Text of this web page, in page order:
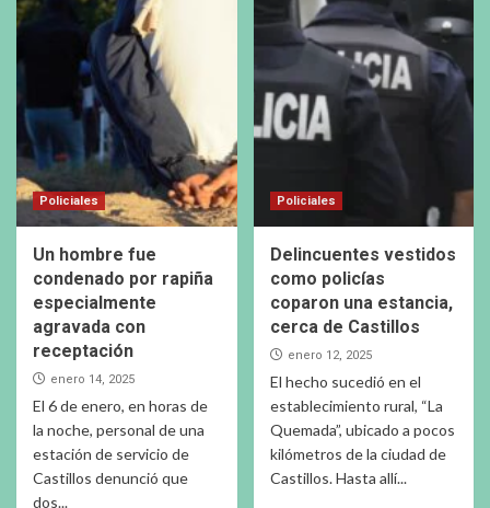
Policiales
Un hombre fue
condenado por rapiña
especialmente
agravada con
receptación
enero 14, 2025
El 6 de enero, en horas de
la noche, personal de una
estación de servicio de
Castillos denunció que
dos...
Policiales
Delincuentes vestidos
como policías
coparon una estancia,
cerca de Castillos
enero 12, 2025
El hecho sucedió en el
establecimiento rural, “La
Quemada”, ubicado a pocos
kilómetros de la ciudad de
Castillos. Hasta allí...